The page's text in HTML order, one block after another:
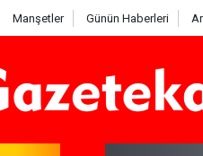
Manşetler Günün Haberleri